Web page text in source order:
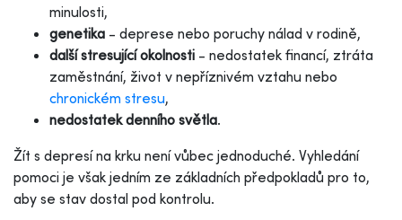
minulosti,
genetika - deprese nebo poruchy nálad v rodině,
další stresující okolnosti - nedostatek financí, ztráta
zaměstnání, život v nepříznivém vztahu nebo
chronickém stresu,
nedostatek denního světla.
Žít s depresí na krku není vůbec jednoduché. Vyhledání
pomoci je však jedním ze základních předpokladů pro to,
aby se stav dostal pod kontrolu.